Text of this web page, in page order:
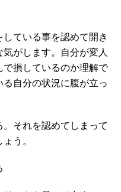
ている事を認めて開き
がします。自分が変人
損しているのか理解で
自分の状況に腹が立っ
それを認めてしまって
う。